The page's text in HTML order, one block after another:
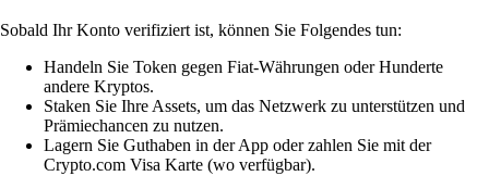
Sobald Ihr Konto verifiziert ist, können Sie Folgendes tun:
Handeln Sie Token gegen Fiat-Währungen oder Hunderte
andere Kryptos.
Staken Sie Ihre Assets, um das Netzwerk zu unterstützen und
Prämiechancen zu nutzen.
Lagern Sie Guthaben in der App oder zahlen Sie mit der
Crypto.com Visa Karte (wo verfügbar).